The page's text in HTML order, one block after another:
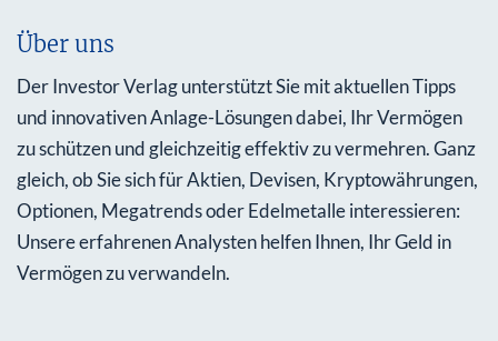
Über uns
Der Investor Verlag unterstützt Sie mit aktuellen Tipps
und innovativen Anlage-Lösungen dabei, Ihr Vermögen
zu schützen und gleichzeitig effektiv zu vermehren. Ganz
gleich, ob Sie sich für Aktien, Devisen, Kryptowährungen,
Optionen, Megatrends oder Edelmetalle interessieren:
Unsere erfahrenen Analysten helfen Ihnen, Ihr Geld in
Vermögen zu verwandeln.